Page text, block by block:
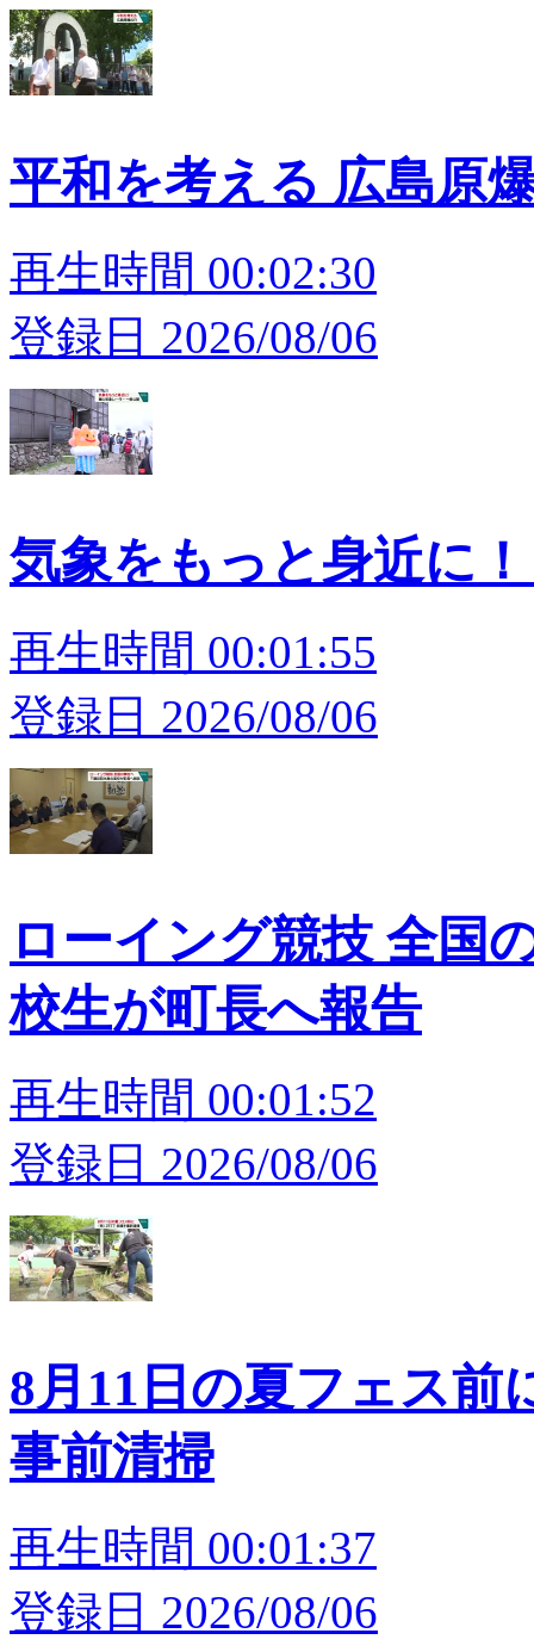
平和を考える 広島原
再生時間 00:02:30
登録日 2026/08/06
気象をもっと身近に
再生時間 00:01:55
登録日 2026/08/06
ローイング競技 全国
校生が町長へ報告
再生時間 00:01:52
登録日 2026/08/06
8月11日の夏フェス前
事前清掃
再生時間 00:01:37
登録日 2026/08/06